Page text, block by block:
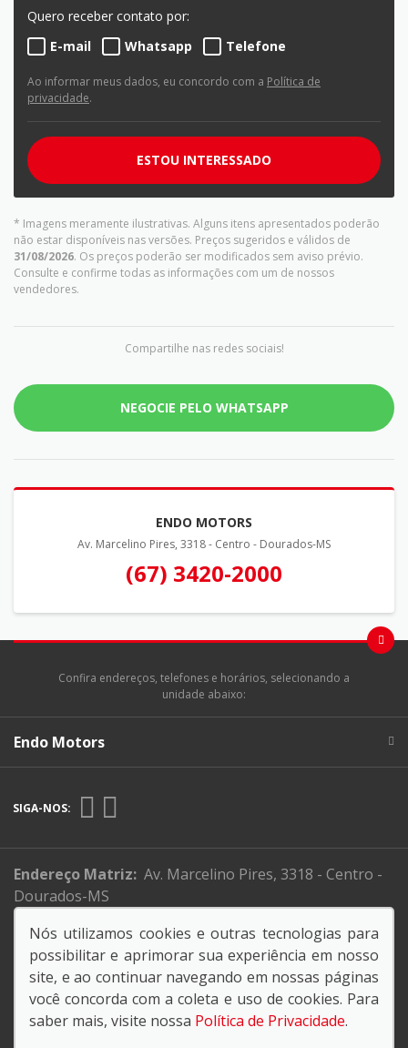
Quero receber contato por:
E-mail
Whatsapp Telefone
Ao informar meus dados, eu concordo com a Política de
privacidade.
ESTOU INTERESSADO
* Imagens meramente ilustrativas. Alguns itens apresentados poderão
não estar disponíveis nas versões. Preços sugeridos e válidos de
31/08/2026. Os preços poderão ser modificados sem aviso prévio.
Consulte e confirme todas as informações com um de nossos
vendedores.
Compartilhe nas redes sociais!
NEGOCIE PELO WHATSAPP
ENDO MOTORS
Av. Marcelino Pires, 3318 - Centro - Dourados-MS
(67) 3420-2000
Confira endereços, telefones e horários, selecionando a
unidade abaixo:
Endo Motors
SIGA-NOS:
Endereço Matriz: Av. Marcelino Pires, 3318 - Centro -
Dourados-MS
No trânsito, enxergar o outro é salvar vidas..
Nós utilizamos cookies e outras tecnologias para
possibilitar e aprimorar sua experiência em nosso
site, e ao continuar navegando em nossas páginas
você concorda com a coleta e uso de cookies. Para
saber mais, visite nossa Política de Privacidade.